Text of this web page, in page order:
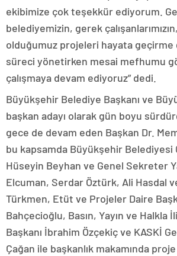
ekibimize çok teşekkür ediyorum.
belediyemizin, gerek
olduğumuz projeleri hayata geçirme
süreci yönetirken mesai mefhumu
çalışmaya devam ediyoruz” dedi.
Büyükşehir Belediye Başkanı ve
başkan adayı olarak gün boyu
gece de devam eden Başkan Dr.
bu kapsamda Büyükşehir Belediyesi
Hüseyin Beyhan ve Genel Sekreter
Elcuman, Serdar Öztürk, Ali Hasdal
Türkmen, Etüt ve Projeler Daire
Bahçecioğlu, Basın, Yayın ve Halkla
Başkanı İbrahim Özçekiç ve KASKİ
Çağan ile başkanlık makamında proje